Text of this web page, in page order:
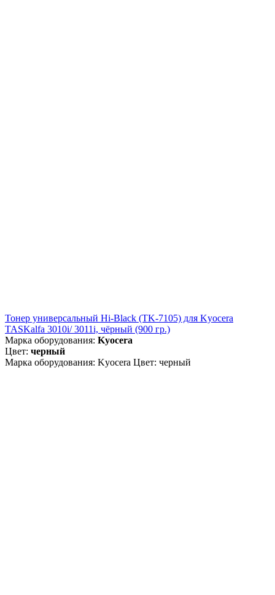
Тонер универсальный Hi-Black (TK-7105) для Kyocera
TASKalfa 3010i/ 3011i, чёрный (900 гр.)
Марка оборудования: Kyocera
Цвет: черный
Марка оборудования: Kyocera Цвет: черный